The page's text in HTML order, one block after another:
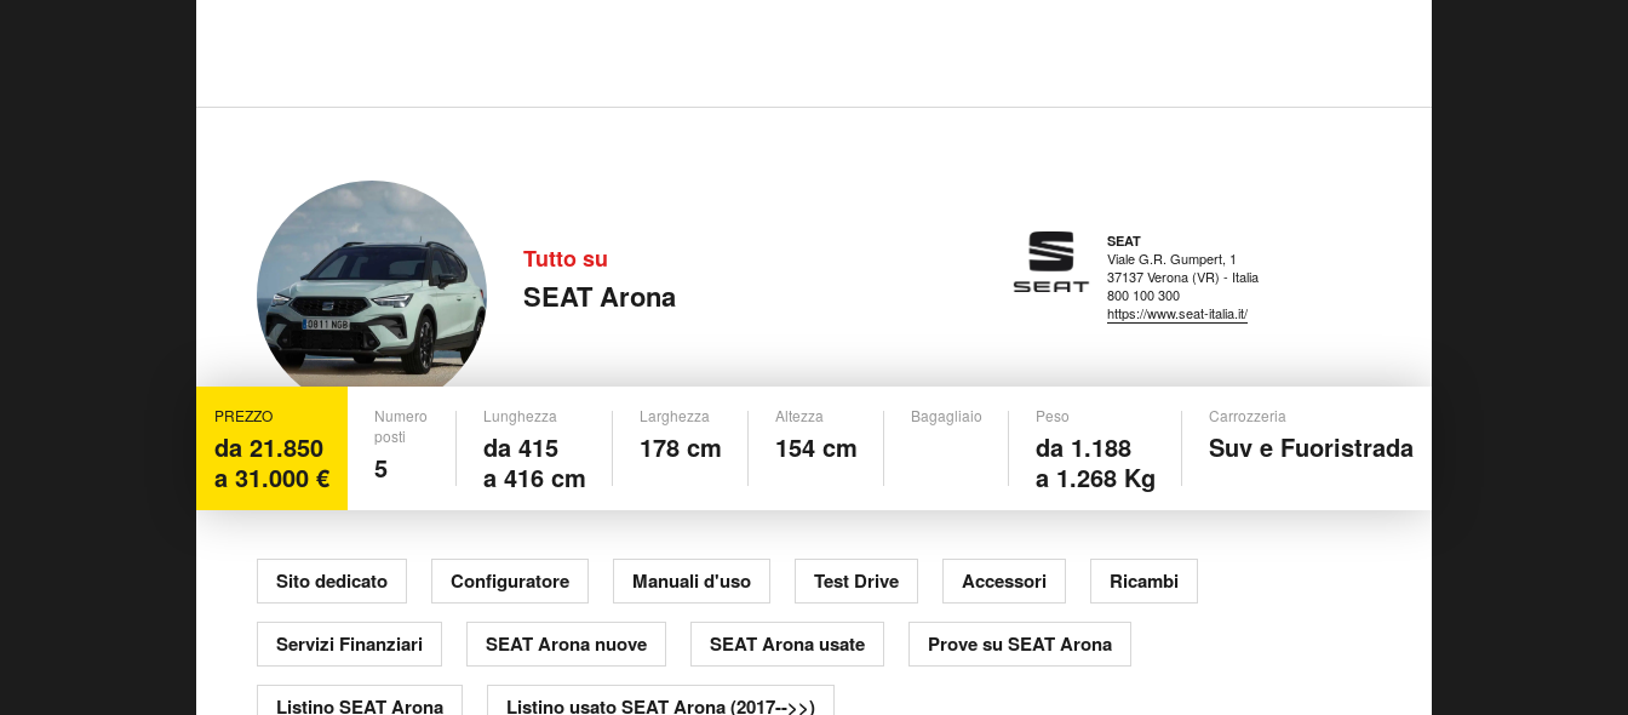
Tutto su
SEAT Arona
SEAT
Viale G.R. Gumpert, 1
37137 Verona (VR) - Italia
800 100 300
https://www.seat-italia.it/
PREZZO
da 21.850
a 31.000 €
Numero
posti
5
Lunghezza
da 415
a 416 cm
Larghezza
178 cm
Altezza
154 cm
Bagagliaio Peso
da 1.188
a 1.268 Kg
Carrozzeria
Suv e Fuoristrada
Sito dedicato Configuratore Manuali d'uso Test Drive Accessori Ricambi
Servizi Finanziari SEAT Arona nuove SEAT Arona usate Prove su SEAT Arona
Listino SEAT Arona Listino usato SEAT Arona (2017-->>)